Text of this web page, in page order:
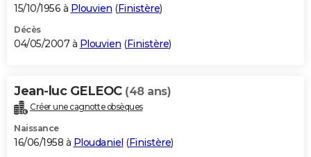
15/10/1956 à Plouvien (Finistère)
Décès
04/05/2007 à Plouvien (Finistère)
Jean-luc GELEOC (48 ans)
Créer une cagnotte obsèques
Naissance
16/06/1958 à Ploudaniel (Finistère)